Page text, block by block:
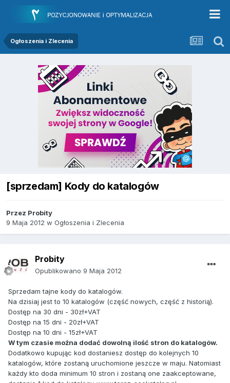
Ogłoszenia i Zlecenia
[sprzedam] Kody do katalogów
Przez Probity
9 Maja 2012 w Ogłoszenia i Zlecenia
Probity
Opublikowano 9 Maja 2012
Sprzedam tajne kody do katalogów.
Na dzisiaj jest to 10 katalogów (część nowych, część z historią).
Dostęp na 30 dni - 30zł+VAT
Dostęp na 15 dni - 20zł+VAT
Dostęp na 10 dni - 15zł+VAT
W tym czasie można dodać dowolną ilość stron do katalogów.
Dodatkowo kupując kod dostaniesz dostęp do kolejnych 10
katalogów, które zostaną uruchomione jeszcze w maju. Natomiast
każdy kto doda minimum 10 stron i zostaną one zaakceptowane,